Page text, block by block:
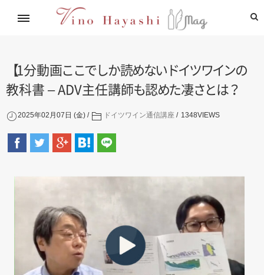
林基就イタリア紀行
レシピ
【1分動画こ こでしか読めないドイツワインの
教科書 – ADV主任講師も認めた凄さと は ？
2025年02月07日 (金) ドイツワイン通信講座 1348VIEWS